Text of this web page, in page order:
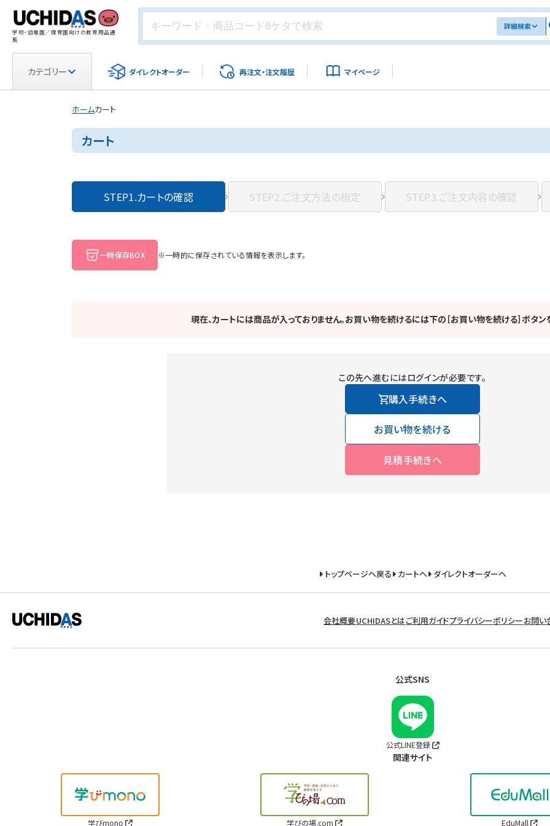
学校・幼稚園／保育園向けの教育用品通
販
詳細検索
カテゴリー ダイレクトオーダー 再注文・注文履歴 マイページ
ホームカート
カート
STEP1.カートの確認 STEP2.ご注文方法の指定 STEP3.ご注文内容の確認
一時保存BOX ※一時的に保存されている情報を表示します。
現在、カートには商品が入っておりません。お買い物を続けるには下の［お買い物を続ける］ボタン
この先へ進むにはログインが必要です。
購入手続きへ
お買い物を続ける
見積手続きへ
トップページへ戻る カートへ ダイレクトオーダーへ
会社概要UCHIDASとはご利用ガイドプライバシーポリシーお問い
公式SNS
公式LINE登録
関連サイト
学びmono 学びの場.com EduMall